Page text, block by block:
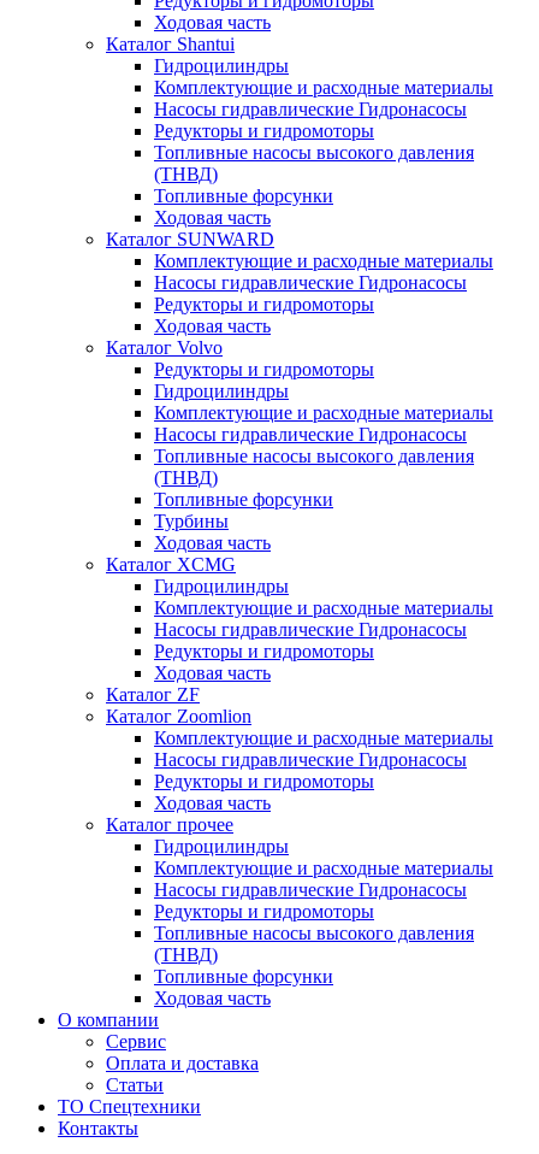
Ходовая часть
Каталог Shantui
Гидроцилиндры
Комплектующие и расходные материалы
Насосы гидравлические Гидронасосы
Редукторы и гидромоторы
Топливные насосы высокого давления
(ТНВД)
Топливные форсунки
Ходовая часть
Каталог SUNWARD
Комплектующие и расходные материалы
Насосы гидравлические Гидронасосы
Редукторы и гидромоторы
Ходовая часть
Каталог Volvo
Редукторы и гидромоторы
Гидроцилиндры
Комплектующие и расходные материалы
Насосы гидравлические Гидронасосы
Топливные насосы высокого давления
(ТНВД)
Топливные форсунки
Турбины
Ходовая часть
Каталог XCMG
Гидроцилиндры
Комплектующие и расходные материалы
Насосы гидравлические Гидронасосы
Редукторы и гидромоторы
Ходовая часть
Каталог ZF
Каталог Zoomlion
Комплектующие и расходные материалы
Насосы гидравлические Гидронасосы
Редукторы и гидромоторы
Ходовая часть
Каталог прочее
Гидроцилиндры
Комплектующие и расходные материалы
Насосы гидравлические Гидронасосы
Редукторы и гидромоторы
Топливные насосы высокого давления
(ТНВД)
Топливные форсунки
Ходовая часть
О компании
Сервис
Оплата и доставка
Статьи
ТО Спецтехники
Контакты